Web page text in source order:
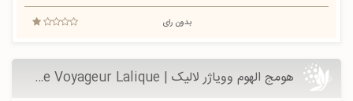
بدون رای
هومج الهوم وویاژر لالیک | Hommage a l'homme Voyageur Lalique - عطرسرا